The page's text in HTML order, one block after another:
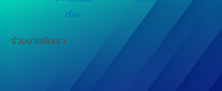
เรื่อง
ร่วมงานกับเรา